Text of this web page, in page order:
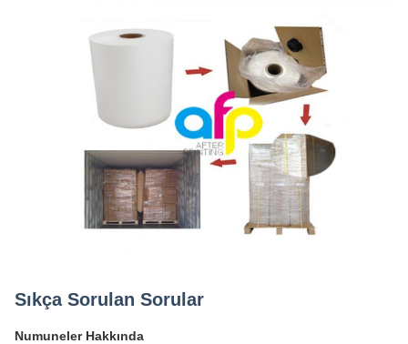
Sıkça Sorulan Sorular
Numuneler Hakkında